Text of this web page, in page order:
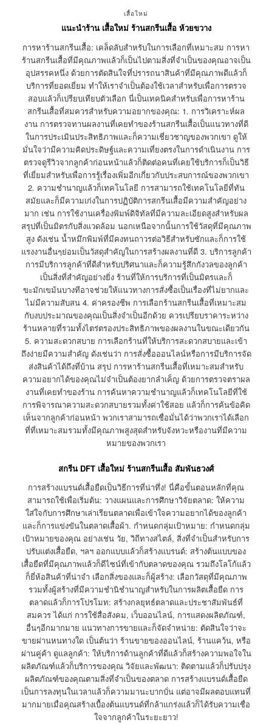
เสื้อใหม่
แนะนำร้าน เสื้อใหม่ ร้านสกรีนเสื้อ ห้วยขวาง
การหาร้านสกรีนเสื้อ: เคล็ดลับสำหรับในการเลือกที่เหมาะสม การหา
ร้านสกรีนเสื้อที่มีคุณภาพแล้วก็เป็นไปตามสิ่งที่จำเป็นของคุณอาจเป็น
อุปสรรคหนึ่ง ด้วยการตัดสินใจที่ปรารถนาสินค้าที่มีคุณภาพดีแล้วก็
บริการที่ยอดเยี่ยม ทำให้เราจำเป็นต้องใช้เวลาสำหรับเพื่อการตรวจ
สอบแล้วก็เปรียบเทียบตัวเลือก นี่เป็นเทคนิคสำหรับเพื่อการหาร้าน
สกรีนเสื้อที่สมควรสำหรับความอยากของคุณ: 1. การวิเคราะห์ผล
งาน การตรวจทานผลงานที่เคยทำของร้านสกรีนเสื้อเป็นแนวทางที่ดี
ในการประเมินประสิทธิภาพและก็ความเชี่ยวชาญของพวกเขา ดูให้
มั่นใจว่ามีความคิดประดิษฐ์และความเที่ยงตรงในการดำเนินงาน การ
ตรวจดูรีวิวจากลูกค้าก่อนหน้าแล้วก็ติดต่อคนที่เคยใช้บริการก็เป็นวิธี
ที่เยี่ยมสำหรับเพื่อการรู้เรื่องเพิ่มอีกเกี่ยวกับประสบการณ์ของพวกเขา
2. ความชำนาญแล้วก็เทคโนโลยี การสามารถใช้เทคโนโลยีที่ทัน
สมัยและก็มีความเก่งในการปฏิบัติการสกรีนเสื้อมีความสำคัญอย่าง
มาก เช่น การใช้งานเครื่องพิมพ์ดิจิทัลที่มีความละเอียดสูงสำหรับผล
สรุปที่เป็นมิตรกับสิ่งแวดล้อม นอกเหนือจากนั้นการใช้วัสดุที่มีคุณภาพ
สูง ดังเช่น น้ำหมึกพิมพ์ที่มีคงทนถาวรต่อวิธีสำหรับซักและก็การใช้
แรงงานอื่นๆย่อมเป็นวัสดุสำคัญในการสร้างผลงานที่ดี 3. บริการลูกค้า
การมีบริการลูกค้าที่ดีสำหรับปริศนาและก็ความรู้สึกกังวลของลูกค้า
เป็นสิ่งที่สำคัญอย่างยิ่ง ร้านที่ให้การบริการที่เป็นมิตรและก็
ขะมักเขม้นบางทีอาจช่วยให้แนวทางการสั่งซื้อเป็นเรื่องที่ไม่ยากและ
ไม่มีความสับสน 4. ค่าครองชีพ การเลือกร้านสกรีนเสื้อที่เหมาะสม
กับงบประมาณของคุณเป็นสิ่งจำเป็นอีกด้วย ควรเปรียบราคาระหว่าง
ร้านหลายที่รวมทั้งไตร่ตรองประสิทธิภาพของผลงานในขณะเดียวกัน
5. ความสะดวกสบาย การเลือกร้านที่ให้บริการสะดวกสบายและเข้า
ถึงง่ายมีความสำคัญ ดังเช่นว่า การสั่งซื้อออนไลน์หรือการมีบริการจัด
ส่งสินค้าได้ถึงที่บ้าน สรุป การหาร้านสกรีนเสื้อที่เหมาะสมสำหรับ
ความอยากได้ของคุณไม่จำเป็นต้องยากลำเค็ญ ด้วยการตรวจตราผล
งานที่เคยทำของร้าน การค้นหาความชำนาญแล้วก็เทคโนโลยีที่ใช้
การพิจารณาความสะดวกสบายรวมทั้งค่าใช้สอย แล้วก็การค้นข้อคิด
เห็นจากลูกค้าก่อนหน้า พวกเราสามารถเชื่อมั่นได้ว่าพวกเราได้เลือก
ที่ที่เหมาะสมรวมทั้งมีคุณภาพสูงสุดสำหรับจังหวะหรืองานที่มีความ
หมายของพวกเรา
สกรีน DFT เสื้อใหม่ ร้านสกรีนเสื้อ สัมพันธวงศ์
การสร้างแบรนด์เสื้อยืดเป็นวิธีการที่น่าทึ่ง! นี่คือขั้นตอนหลักที่คุณ
สามารถใช้เพื่อเริ่มต้น: วางแผนและการศึกษาวิจัยตลาด: ให้ความ
ใส่ใจกับการศึกษาเล่าเรียนตลาดเพื่อเข้าใจความอยากได้ของลูกค้า
และก็การแข่งขันในตลาดเสื้อผ้า. กำหนดกลุ่มเป้าหมาย: กำหนดกลุ่ม
เป้าหมายของคุณ อย่างเช่น วัย, วิถีทางสไตล์, สิ่งที่จำเป็นสำหรับการ
ปรับแต่งเสื้อยืด, ฯลฯ ออกแบบแล้วก็สร้างแบรนด์: สร้างต้นแบบของ
เสื้อยืดที่มีคุณภาพแล้วก็ดีไซน์ที่เข้ากับตลาดของคุณ รวมถึงโลโก้แล้ว
ก็ยี่ห้อสินค้าที่น่าจำ เลือกสิ่งของและก็ผู้สร้าง: เลือกวัสดุที่มีคุณภาพ
รวมทั้งผู้สร้างที่มีความชำนิชำนาญสำหรับในการผลิตเสื้อยืด การ
ตลาดแล้วก็การโปรโมท: สร้างกลยุทธ์ตลาดและประชาสัมพันธ์ที่
สมควร ได้แก่ การใช้สื่อสังคม, เว็บออนไลน์, การแสดงผลิตภัณฑ์,
อื่นๆอีกมากมาย แนวทางการขายและก็จัดจำหน่าย: ตัดสินใจว่าจะ
ขายผ่านหนทางใด เป็นต้นว่า ร้านขายของออนไลน์, ร้านแคว้น, หรือ
ผ่านคู่ค้า ดูแลลูกค้า: ให้บริการด้านลูกค้าที่ดีแล้วก็สร้างความพอใจใน
ผลิตภัณฑ์แล้วก็บริการของคุณ วิจัยและพัฒนา: ติดตามแล้วก็ปรับปรุง
ผลิตภัณฑ์ของคุณตามสิ่งที่จำเป็นของตลาด การสร้างแบรนด์เสื้อยืด
เป็นการลงทุนในเวลาแล้วก็ความมานะบากบั่น แต่อาจมีผลตอบแทนที่
มากมายเมื่อคุณสร้างเบื้องต้นแบรนด์ที่กล้าแกร่งแล้วก็ได้รับความเชื่อ
ใจจากลูกค้าในระยะยาว!